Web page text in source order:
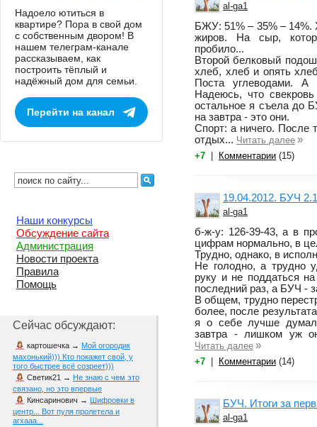
al-ga1
БЖУ: 51% – 35% – 14%.
жиров. На сыр,
пробило...
Второй белковый
хлеб, хлеб и опять
Поста углеводами. А
Надеюсь, что
остальное я съела до
на завтра - это они.
Спорт: а ничего. После
отдых... Читать далее »
+7 Комментарии (15)
19.04.2012. БУЧ
al-ga1
б-ж-у: 126-39-43, а в
цифрам нормально, в
Трудно, однако, в
Не голодно, а трудно
руку и не поддаться
последний раз, а БУЧ -
В общем, трудно
более, после
я о себе лучше
завтра - лишком уж
Читать далее »
+7 Комментарии (14)
БУЧ. Итоги за
al-ga1
Надоело ютиться в
квартире? Пора в свой дом
с собственным двором! В
нашем телеграм-канале
рассказываем, как
построить тёплый и
надёжный дом для семьи.
Перейти на канал
Наши конкурсы
Обсуждение сайта
Администрация
Новости проекта
Правила
Помощь
Сейчас обсуждают:
картошечка → Мой огородик
махонький))) Кто покажет свой, у
того быстрее всё созреет)))
Светик21 → Не знаю с чем это
связано, но это впервые
Кинсаринович → Шифровки в
центр... Вот пуля пролетела и
агхааа...